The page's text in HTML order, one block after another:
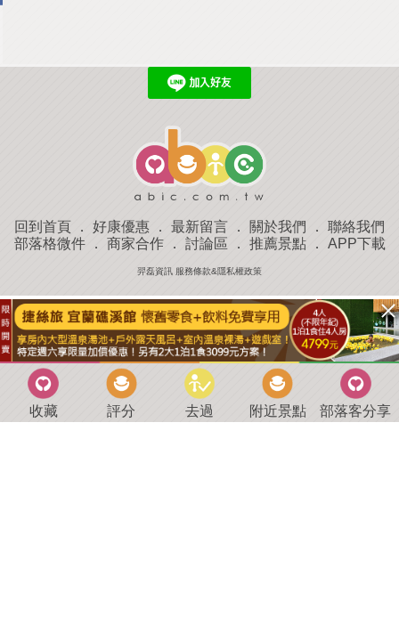
回到首頁 ． 好康優惠 ． 最新留言 ． 關於我們 ． 聯絡我們
部落格微件． 商家合作． 討論區 ． 推薦景點． APP下載
羿磊資訊 服務條款&隱私權政策
收藏 評分 去過 附近景點 部落客分享